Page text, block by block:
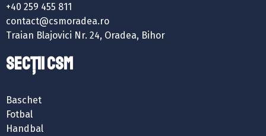
+40 259 455 811
contact@csmoradea.ro
Traian Blajovici Nr. 24, Oradea, Bihor
SECȚII CSM
Baschet
Fotbal
Handbal